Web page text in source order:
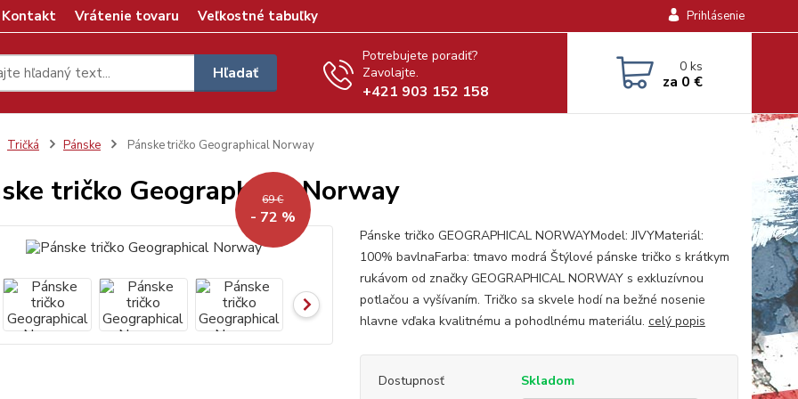
Kontakt Vrátenie tovaru Veľkostné tabuľky Prihlásenie
Hľadať
Potrebujete poradiť?
Zavolajte.
+421 903 152 158
0ks
za 0 €
Tričká Pánske Pánske tričko Geographical Norway
tričko Geographical Norway
69 €
- 72 %
Pánske tričko GEOGRAPHICAL NORWAYModel: JIVYMateriál:
100% bavlnaFarba: tmavo modrá Štýlové pánske tričko s krátkym
rukávom od značky GEOGRAPHICAL NORWAY s exkluzívnou
potlačou a vyšívaním. Tričko sa skvele hodí na bežné nosenie
hlavne vďaka kvalitnému a pohodlnému materiálu. celý popis
Dostupnosť
Skladom